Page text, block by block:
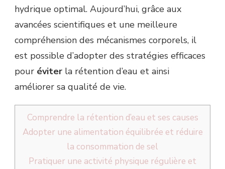
hydrique optimal. Aujourd’hui, grâce aux
avancées scientifiques et une meilleure
compréhension des mécanismes corporels, il
est possible d’adopter des stratégies efficaces
pour éviter la rétention d’eau et ainsi
améliorer sa qualité de vie.
Comprendre la rétention d’eau et ses causes
Adopter une alimentation équilibrée et réduire
la consommation de sel
Pratiquer une activité physique régulière et